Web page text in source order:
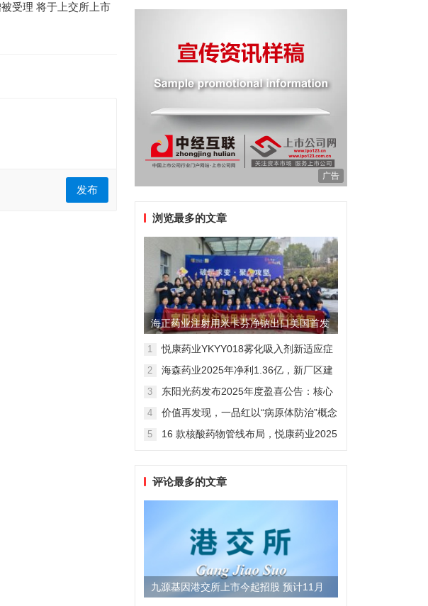
受理 将于上交所上市
发布
广告
浏览最多的文章
海正药业注射用米卡芬净钠出口美国首发
制剂全球化迈出关键一步
1
悦康药业YKYY018雾化吸入剂新适应症
感染防治
2
海森药业2025年净利1.36亿，新厂区建
3
东阳光药发布2025年度盈喜公告：核心
维度
4
价值再发现，一品红以“病原体防治”概念
5
16 款核酸药物管线布局，悦康药业2025
评论最多的文章
九源基因港交所上市今起招股 预计11月